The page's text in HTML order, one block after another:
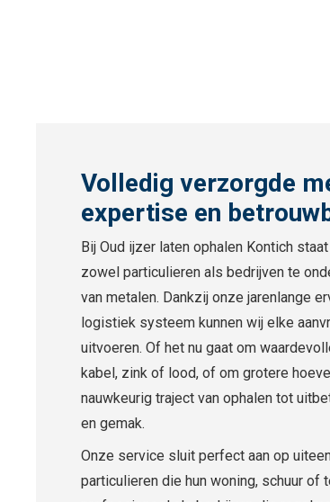
Volledig verzorgde
expertise en
Bij Oud ijzer laten ophalen Kontich
zowel particulieren als bedrijven te
van metalen. Dankzij onze jarenlange
logistiek systeem kunnen wij elke
uitvoeren. Of het nu gaat om
kabel, zink of lood, of om grotere
nauwkeurig traject van ophalen tot
en gemak.
Onze service sluit perfect aan op
particulieren die hun woning, schuur of